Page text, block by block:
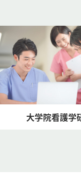
大学院看護学